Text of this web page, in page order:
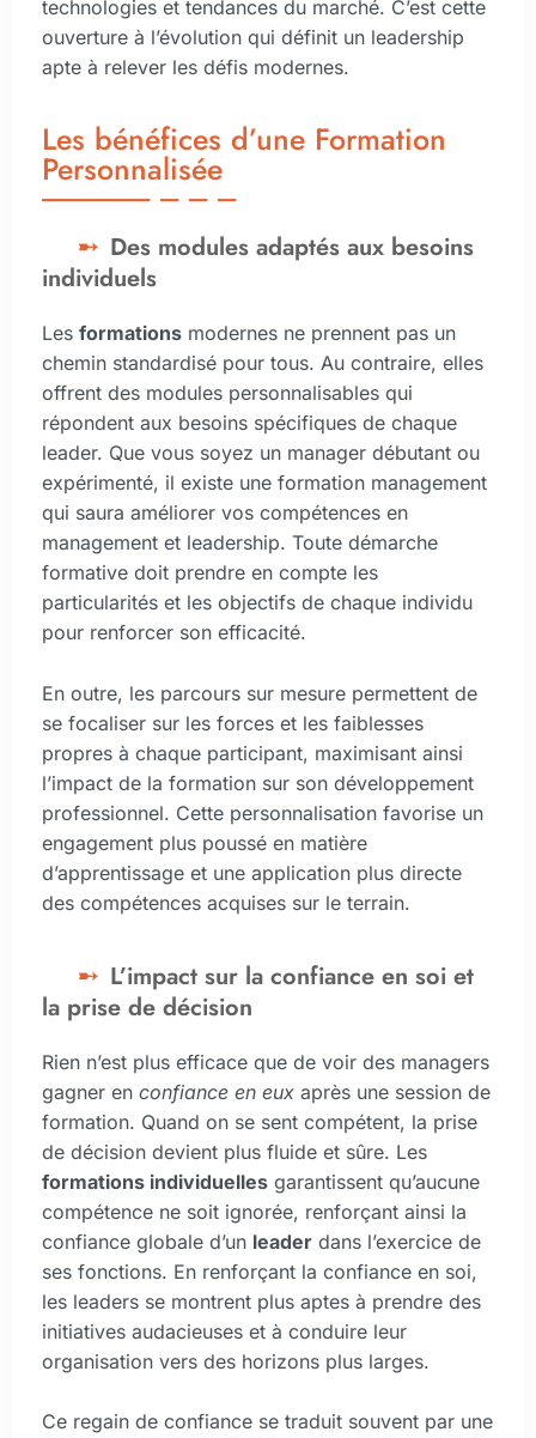
technologies et tendances du marché. C’est cette
ouverture à l’évolution qui définit un leadership
apte à relever les défis modernes.
Les bénéfices d’une Formation
Personnalisée
Des modules adaptés aux besoins
individuels
Les formations modernes ne prennent pas un
chemin standardisé pour tous. Au contraire, elles
offrent des modules personnalisables qui
répondent aux besoins spécifiques de chaque
leader. Que vous soyez un manager débutant ou
expérimenté, il existe une formation management
qui saura améliorer vos compétences en
management et leadership. Toute démarche
formative doit prendre en compte les
particularités et les objectifs de chaque individu
pour renforcer son efficacité.
En outre, les parcours sur mesure permettent de
se focaliser sur les forces et les faiblesses
propres à chaque participant, maximisant ainsi
l’impact de la formation sur son développement
professionnel. Cette personnalisation favorise un
engagement plus poussé en matière
d’apprentissage et une application plus directe
des compétences acquises sur le terrain.
L’impact sur la confiance en soi et
la prise de décision
Rien n’est plus efficace que de voir des managers
gagner en confiance en eux après une session de
formation. Quand on se sent compétent, la prise
de décision devient plus fluide et sûre. Les
formations individuelles garantissent qu’aucune
compétence ne soit ignorée, renforçant ainsi la
confiance globale d’un leader dans l’exercice de
ses fonctions. En renforçant la confiance en soi,
les leaders se montrent plus aptes à prendre des
initiatives audacieuses et à conduire leur
organisation vers des horizons plus larges.
Ce regain de confiance se traduit souvent par une